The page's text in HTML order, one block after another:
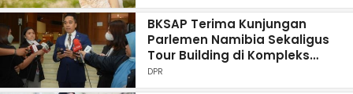
BKSAP Terima Kunjungan
Parlemen Namibia Sekaligus
Tour Building di Kompleks
Parlemen
DPR